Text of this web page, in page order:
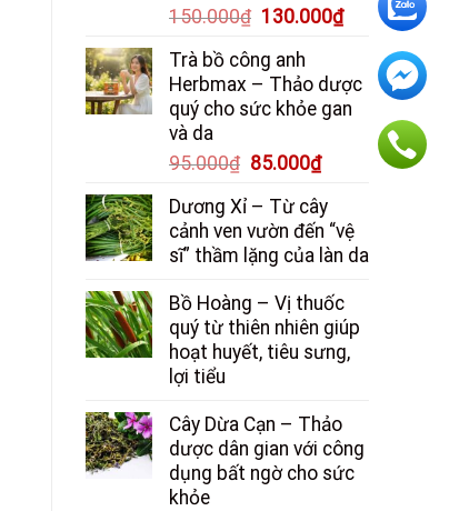
150.000₫ Giá
là:
150.000₫.
130.000₫Giá
là:
130.000₫.
Trà bồ công anh
Herbmax – Thảo dược
quý cho sức khỏe gan
và da
95.000₫ Giá
là:
95.000₫.
85.000₫Giá
tại
là:
85.000₫.
Dương Xỉ – Từ cây
cảnh ven vườn đến “vệ
sĩ” thầm lặng của làn da
Bồ Hoàng – Vị thuốc
quý từ thiên nhiên giúp
hoạt huyết, tiêu sưng,
lợi tiểu
Cây Dừa Cạn – Thảo
dược dân gian với công
dụng bất ngờ cho sức
khỏe